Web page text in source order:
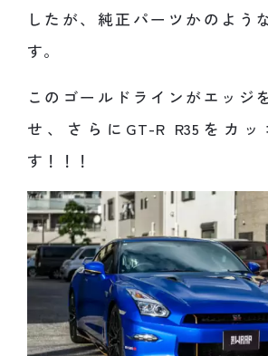
したが、純正パーツかのよう
す。
このゴールドラインがエッジ
せ、さらにGT-R R35をカ
す！！！